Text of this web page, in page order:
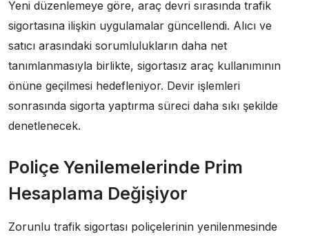
Yeni düzenlemeye göre, araç devri sırasında trafik
sigortasına ilişkin uygulamalar güncellendi. Alıcı ve
satıcı arasındaki sorumlulukların daha net
tanımlanmasıyla birlikte, sigortasız araç kullanımının
önüne geçilmesi hedefleniyor. Devir işlemleri
sonrasında sigorta yaptırma süreci daha sıkı şekilde
denetlenecek.
Poliçe Yenilemelerinde Prim
Hesaplama Değişiyor
Zorunlu trafik sigortası poliçelerinin yenilenmesinde